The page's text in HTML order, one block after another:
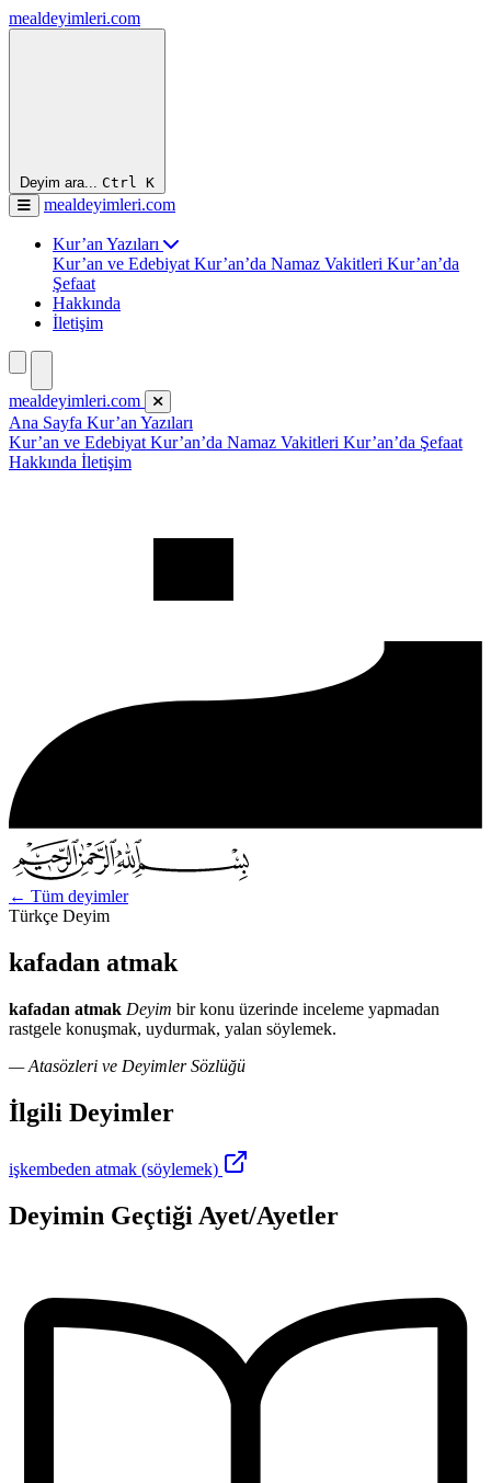
mealdeyimleri.com
Deyim ara... Ctrl K
mealdeyimleri.com
Kur’an Yazıları
Kur’an ve Edebiyat Kur’an’da Namaz Vakitleri Kur’an’da
Şefaat
Hakkında
İletişim
mealdeyimleri.com
Ana Sayfa Kur’an Yazıları
Kur’an ve Edebiyat Kur’an’da Namaz Vakitleri Kur’an’da Şefaat
Hakkında İletişim
← Tüm deyimler
Türkçe Deyim
kafadan atmak
kafadan atmak Deyim bir konu üzerinde inceleme yapmadan
rastgele konuşmak, uydurmak, yalan söylemek.
— Atasözleri ve Deyimler Sözlüğü
İlgili Deyimler
işkembeden atmak (söylemek)
Deyimin Geçtiği Ayet/Ayetler